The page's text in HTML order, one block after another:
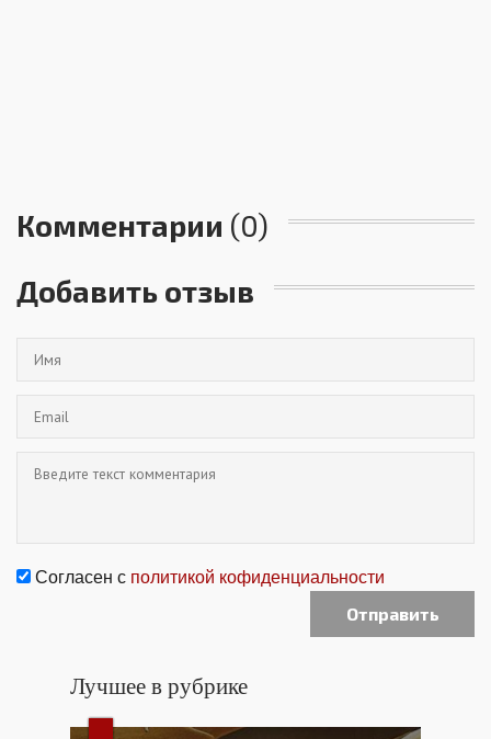
Комментарии (0)
Добавить отзыв
Согласен с политикой кофиденциальности
Лучшее в рубрике